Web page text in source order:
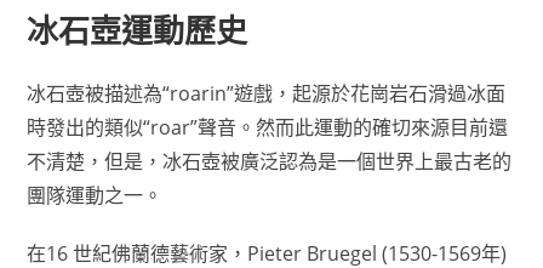
冰石壺運動歷史
冰石壺被描述為“roarin”遊戲，起源於花崗岩石滑過冰面
時發出的類似“roar”聲音。然而此運動的確切來源目前還
不清楚，但是，冰石壺被廣泛認為是一個世界上最古老的
團隊運動之一。
在16 世紀佛蘭德藝術家，Pieter Bruegel (1530-1569年)